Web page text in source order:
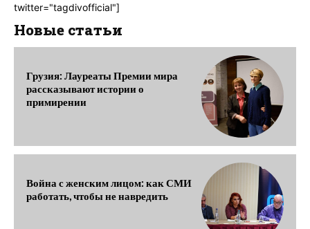
twitter="tagdivofficial"]
Новые статьи
Грузия: Лауреаты Премии мира
рассказывают истории о
примирении
Война с женским лицом: как СМИ
работать, чтобы не навредить